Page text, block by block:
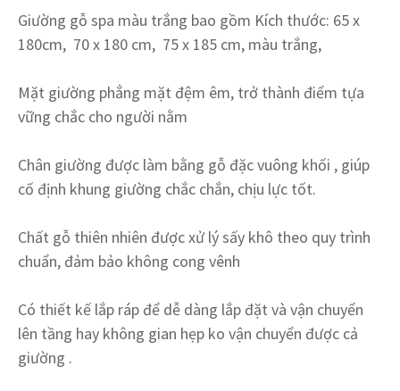
Giường gỗ spa màu trắng bao gồm Kích thước: 65 x
180cm, 70 x 180 cm, 75 x 185 cm, màu trắng,
Mặt giường phẳng mặt đệm êm, trở thành điểm tựa
vững chắc cho người nằm
Chân giường được làm bằng gỗ đặc vuông khối , giúp
cố định khung giường chắc chắn, chịu lực tốt.
Chất gỗ thiên nhiên được xử lý sấy khô theo quy trình
chuẩn, đảm bảo không cong vênh
Có thiết kế lắp ráp để dễ dàng lắp đặt và vận chuyển
lên tầng hay không gian hẹp ko vận chuyển được cả
giường .